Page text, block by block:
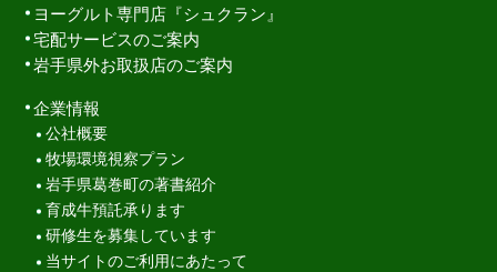
ヨーグルト専門店『シュクラン』
宅配サービスのご案内
岩手県外お取扱店のご案内
企業情報
公社概要
牧場環境視察プラン
岩手県葛巻町の著書紹介
育成牛預託承ります
研修生を募集しています
当サイトのご利用にあたって